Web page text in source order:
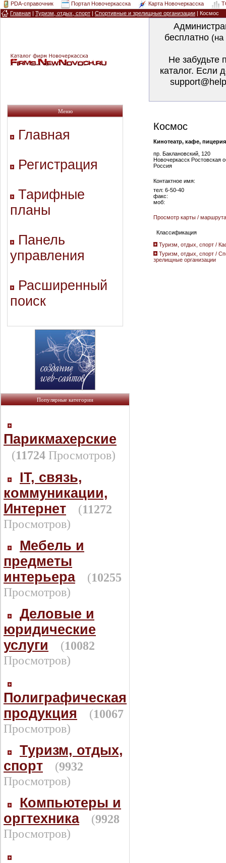
PDA-справочник Портал Новочеркасска Карта Новочеркасска
Главная | Туризм, отдых, спорт | Спортивные и зрелищные организации | Космос
бесплатно
Не забудьте
каталог. Если
Меню
Главная
Регистрация
Тарифные
планы
Панель
управления
Расширенный
поиск
Популярные категории
Парикмахерские
(11724 Просмотров)
IT, связь,
коммуникации,
Интернет
(11272
Просмотров)
Мебель и
предметы
интерьера
(10255
Просмотров)
Деловые и
юридические
услуги
(10082
Просмотров)
Полиграфическая
продукция
(10067
Просмотров)
Туризм, отдых,
спорт
(9932
Просмотров)
Компьютеры и
оргтехника
(9928
Просмотров)
Космос
Кинотеатр, кафе,
пр. Баклановский, 120
Новочеркасск Ростовская
Россия
Контактное имя:
тел: 6-50-40
факс:
моб:
Просмотр карты / маршрута
Классификация
Туризм, отдых, спорт /
Туризм, отдых, спорт /
зрелищные организации